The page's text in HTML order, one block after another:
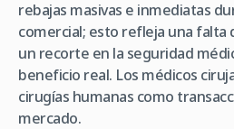
rebajas masivas e inmediatas
comercial; esto refleja una falta
un recorte en la seguridad
beneficio real. Los médicos
cirugías humanas como
mercado.